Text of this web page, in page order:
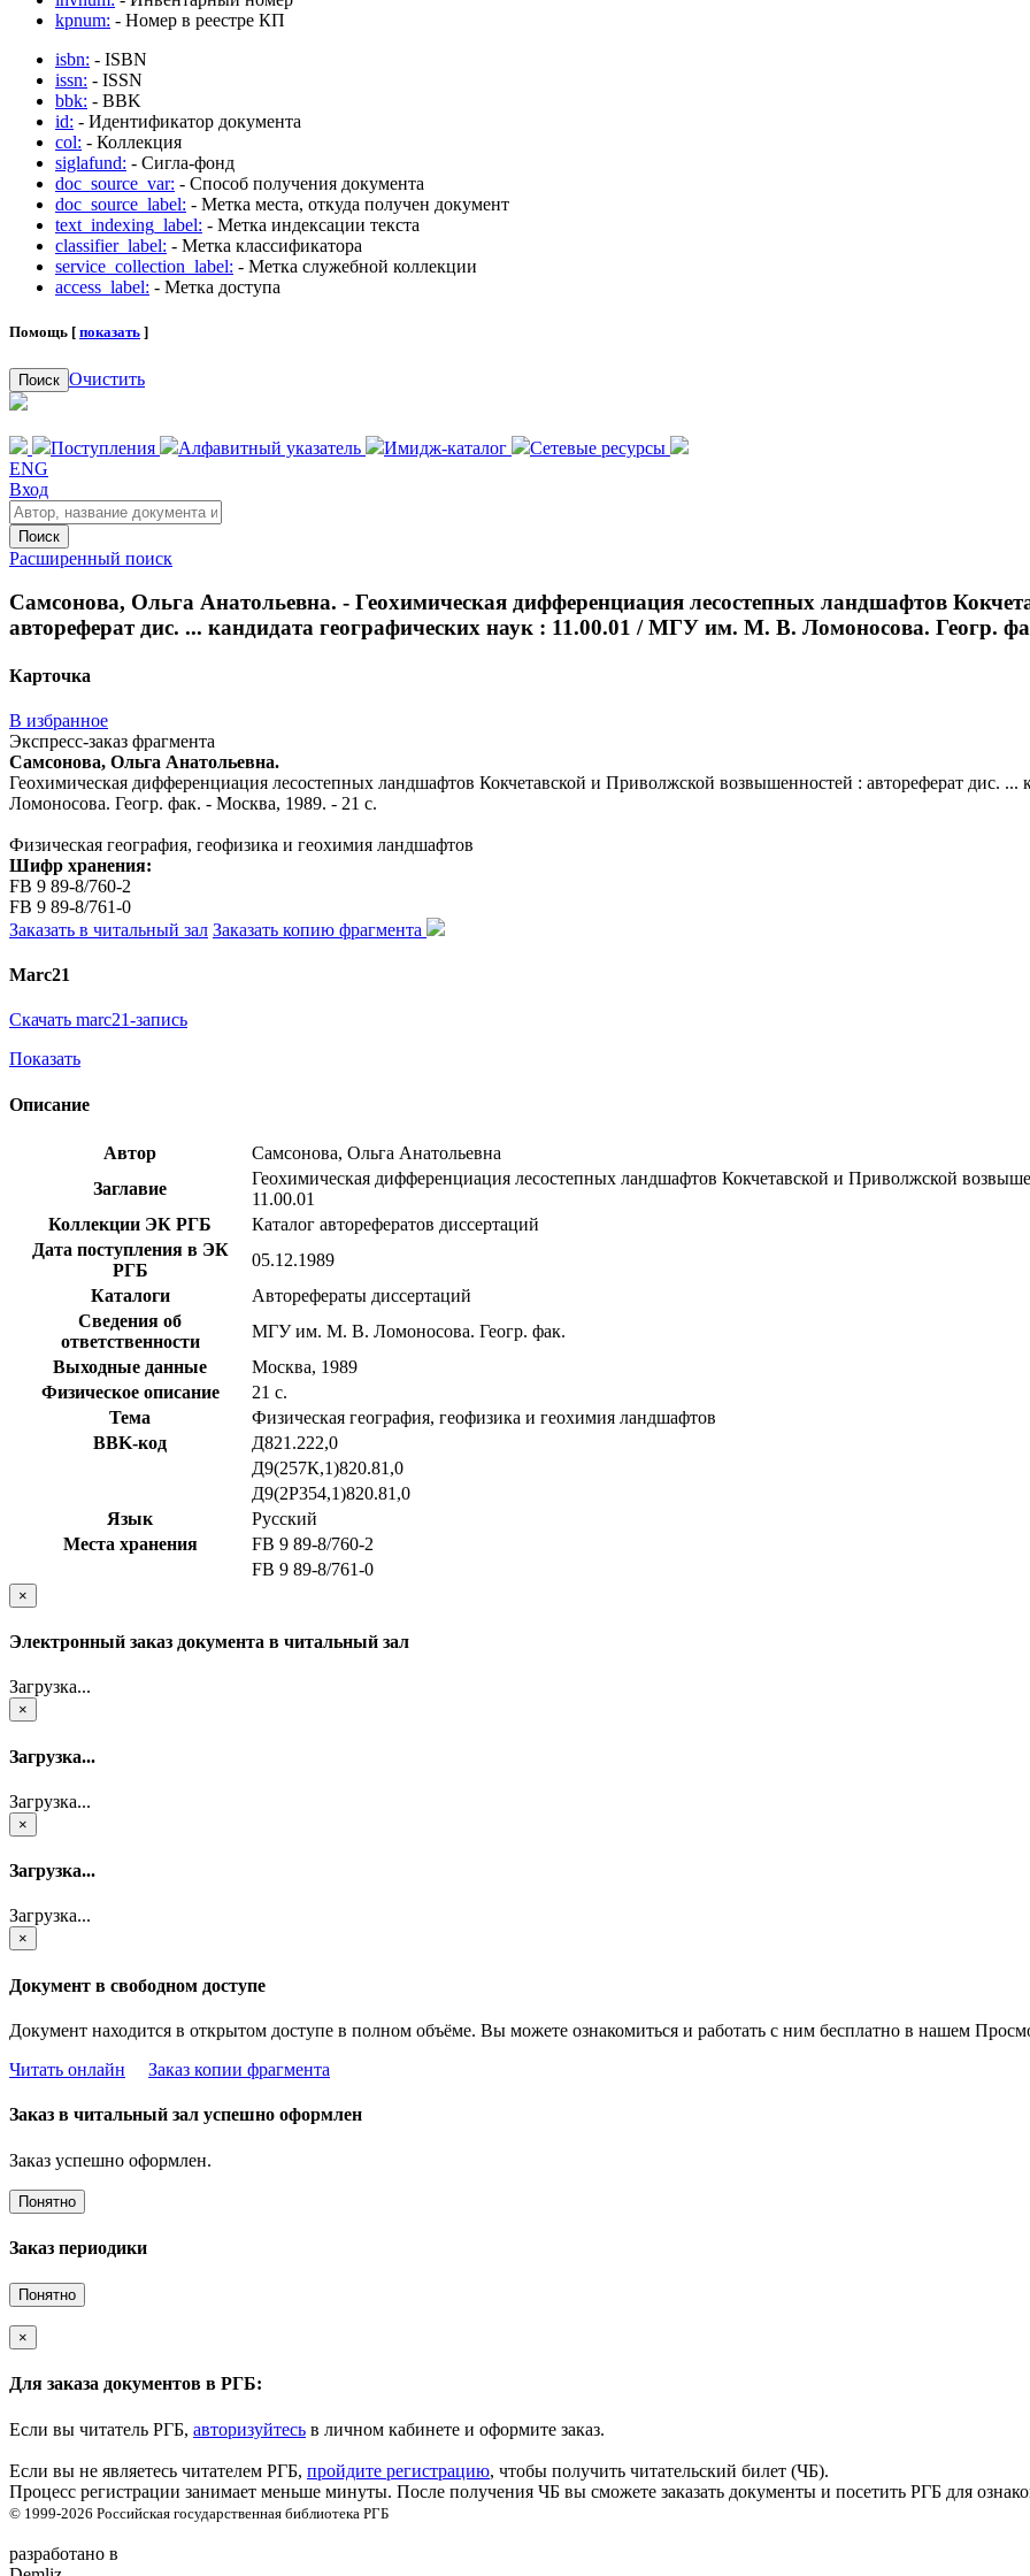
kpnum: - Номер в реестре КП
isbn: - ISBN
issn: - ISSN
bbk: - BBK
id: - Идентификатор документа
col: - Коллекция
siglafund: - Сигла-фонд
doc_source_var: - Способ получения документа
doc_source_label: - Метка места, откуда получен документ
text_indexing_label: - Метка индексации текста
classifier_label: - Метка классификатора
service_collection_label: - Метка служебной коллекции
access_label: - Метка доступа
Помощь [ показать ]
Поиск Очистить
Поступления Алфавитный указатель Имидж-каталог
Сетевые ресурсы
ENG
Вход
Поиск
Расширенный поиск
Самсонова, Ольга Анатольевна. - Геохимическая дифференциация лесостепных ландшафтов
автореферат дис. ... кандидата географических наук : 11.00.01 / МГУ им. М. В. Ломоносова. Геогр.
Карточка
В избранное
Экспресс-заказ фрагмента
Самсонова, Ольга Анатольевна.
Геохимическая дифференциация лесостепных ландшафтов Кокчетавской и Приволжской возвышенностей : автореферат дис.
Ломоносова. Геогр. фак. - Москва, 1989. - 21 с.
Физическая география, геофизика и геохимия ландшафтов
Шифр хранения:
FB 9 89-8/760-2
FB 9 89-8/761-0
Заказать в читальный зал Заказать копию фрагмента
Marc21
Скачать marc21-запись
Показать
Описание
Автор
Самсонова, Ольга Анатольевна
Заглавие
Геохимическая дифференциация лесостепных ландшафтов Кокчетавской и Приволжской
11.00.01
Коллекции ЭК РГБ
Каталог авторефератов диссертаций
Дата поступления в ЭК
РГБ
05.12.1989
Каталоги
Авторефераты диссертаций
Сведения об
ответственности
МГУ им. М. В. Ломоносова. Геогр. фак.
Выходные данные
Москва, 1989
Физическое описание
21 с.
Тема
Физическая география, геофизика и геохимия ландшафтов
BBK-код
Д821.222,0
Д9(257К,1)820.81,0
Д9(2Р354,1)820.81,0
Язык
Русский
Места хранения
FB 9 89-8/760-2
FB 9 89-8/761-0
×
Электронный заказ документа в читальный зал
Загрузка...
×
Загрузка...
Загрузка...
×
Загрузка...
Загрузка...
×
Документ в свободном доступе
Документ находится в открытом доступе в полном объёме. Вы можете ознакомиться и работать с ним бесплатно в нашем
Читать онлайн
Заказ копии фрагмента
Заказ в читальный зал успешно оформлен
Заказ успешно оформлен.
Понятно
Заказ периодики
Понятно
×
Для заказа документов в РГБ:
Если вы читатель РГБ, авторизуйтесь в личном кабинете и оформите заказ.
Если вы не являетесь читателем РГБ, пройдите регистрацию, чтобы получить читательский билет (ЧБ).
Процесс регистрации занимает меньше минуты. После получения ЧБ вы сможете заказать документы и посетить РГБ для
© 1999-2026 Российская государственная библиотека РГБ
разработано в